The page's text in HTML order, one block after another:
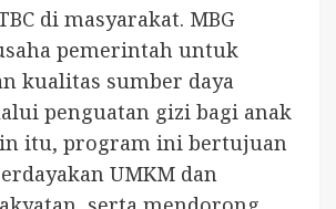
di masyarakat. MBG
pemerintah untuk
kualitas sumber daya
penguatan gizi bagi anak
itu, program ini bertujuan
UMKM dan